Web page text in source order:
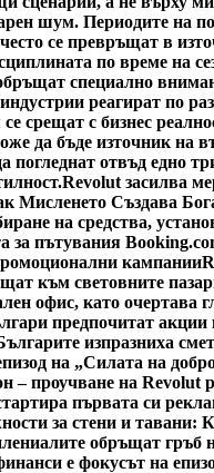
шум. Периодите на
се превръщат в
по време на
специално
реагират по
срещат с бизнес
да бъде източник на
отвъд едно
Revolut засилва
Мисленето Създава
на средства,
за пътувания
кампании
към световните
офис, като очертава
предпочитат
изпразниха
на „Силата на
– проучване на Revolut
първата си
за стени и тавани:
обръщат гръб
е фокусът на